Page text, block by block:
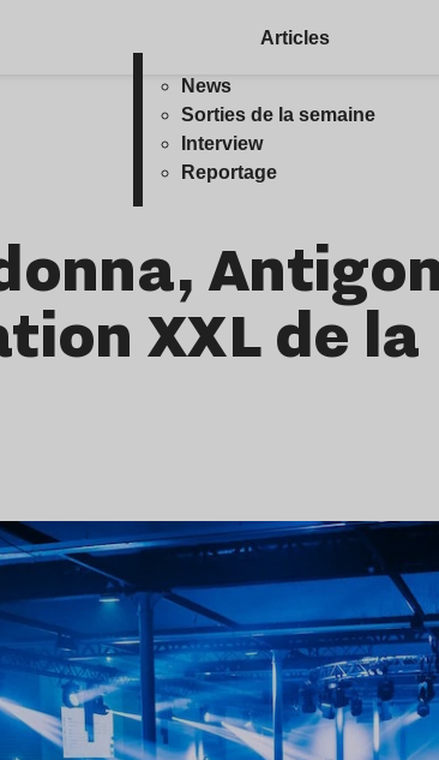
Articles
News
Sorties de la semaine
Interview
Reportage
XXL de